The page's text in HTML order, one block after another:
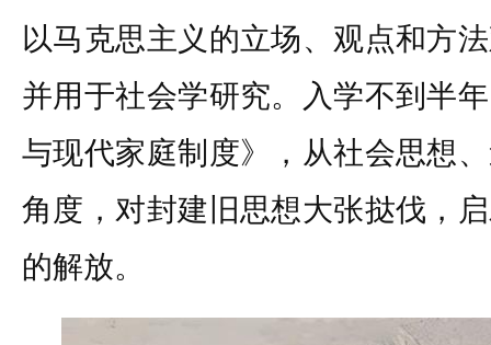
以马克思主义的立场、观点和方
并用于社会学研究。入学不到半
与现代家庭制度》，从社会思想
角度，对封建旧思想大张挞伐，
的解放。